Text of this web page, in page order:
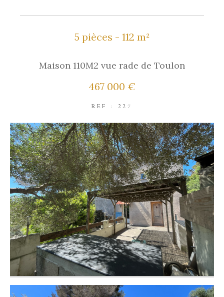
5 pièces - 112 m²
Maison 110M2 vue rade de Toulon
467 000 €
REF : 227